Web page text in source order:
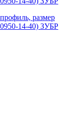
размер
14-40) ЗУБР